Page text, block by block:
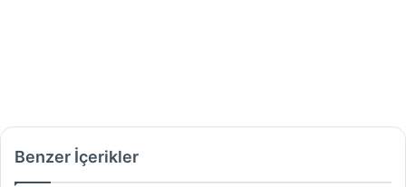
Benzer İçerikler